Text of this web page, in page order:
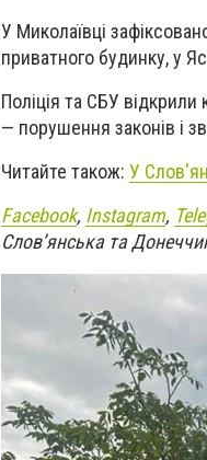
У Миколаївці
приватного будинку, у
Поліція та СБУ
— порушення законів і
Читайте також: У
Facebook, Instagram,
Слов’янська та